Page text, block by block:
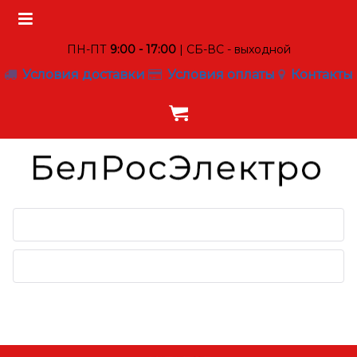
ПН-ПТ 9:00 - 17:00| СБ-ВС - выходной
Условия доставки Условия оплаты Контакты